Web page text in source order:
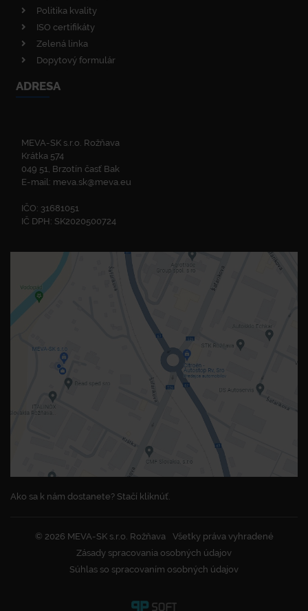
Politika kvality
ISO certifikáty
Zelená linka
Dopytový formulár
ADRESA
MEVA-SK s.r.o. Rožňava
Krátka 574
049 51, Brzotín časť Bak
E-mail: meva.sk@meva.eu
IČO: 31681051
IČ DPH: SK2020500724
Ako sa k nám dostanete? Stačí kliknúť.
© 2026 MEVA-SK s.r.o. Rožňava
Všetky práva vyhradené
Zásady spracovania osobných údajov
Súhlas so spracovaním osobných údajov